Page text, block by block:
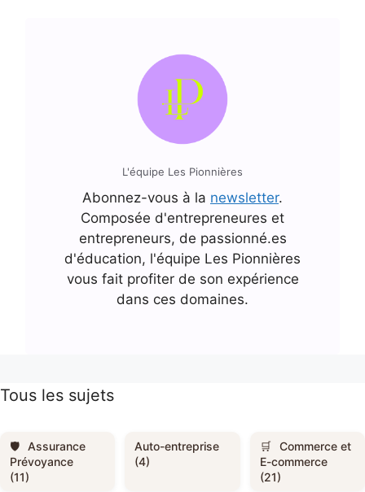
L'équipe Les Pionnières
Abonnez-vous à la newsletter.
Composée d'entrepreneures et
entrepreneurs, de passionné.es
d'éducation, l'équipe Les Pionnières
vous fait profiter de son expérience
dans ces domaines.
Tous les sujets
Assurance
Prévoyance
(11)
Auto-entreprise
(4)
Commerce et
E-commerce
(21)